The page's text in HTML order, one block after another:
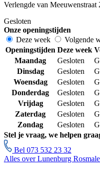
Verlengde van
Gesloten
Onze openingstijden
Deze week
Volgende
Openingstijden Deze week
Maandag
Gesloten
Dinsdag
Gesloten
Woensdag
Gesloten
Donderdag
Gesloten
Vrijdag
Gesloten
Zaterdag
Gesloten
Zondag
Gesloten
Stel je vraag, we helpen
Bel 073 532 23 32
Alles over Lunenburg